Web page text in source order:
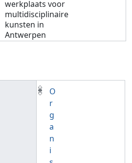
werkplaats voor
multidisciplinaire
kunsten in
Antwerpen
O
r
g
a
n
i